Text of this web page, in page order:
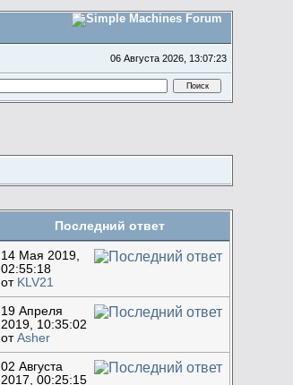
06 Августа 2026, 13:07:23
Последний ответ
14 Мая 2019,
02:55:18
от KLV21
19 Апреля
2019, 10:35:02
отAsher
02 Августа
2017, 00:25:15